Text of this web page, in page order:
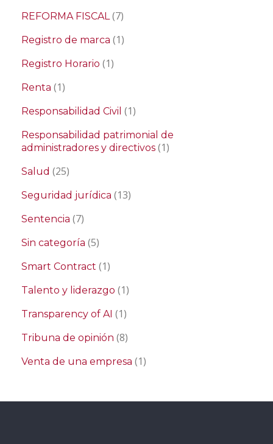
REFORMA FISCAL(7)
Registro de marca (1)
Registro Horario (1)
Renta (1)
Responsabilidad Civil (1)
Responsabilidad patrimonial de
administradores y directivos (1)
Salud (25)
Seguridad jurídica (13)
Sentencia (7)
Sin categoría (5)
Smart Contract (1)
Talento y liderazgo (1)
Transparency of AI (1)
Tribuna de opinión (8)
Venta de una empresa (1)